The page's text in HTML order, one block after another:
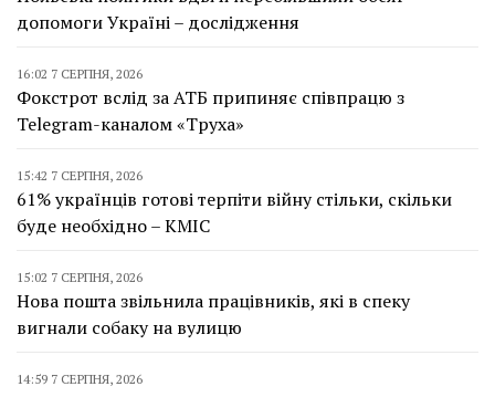
допомоги Україні – дослідження
16:02 7 СЕРПНЯ, 2026
Фокстрот вслід за АТБ припиняє співпрацю з
Telegram-каналом «Труха»
15:42 7 СЕРПНЯ, 2026
61% українців готові терпіти війну стільки, скільки
буде необхідно – КМІС
15:02 7 СЕРПНЯ, 2026
Нова пошта звільнила працівників, які в спеку
вигнали собаку на вулицю
14:59 7 СЕРПНЯ, 2026